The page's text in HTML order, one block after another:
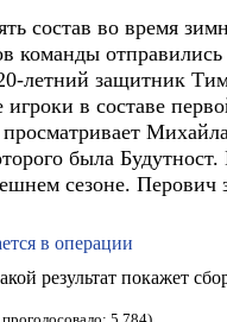
состав во время
команды
летний защитник
в составе
была
сезоне. Перович
в операции
результат покажет